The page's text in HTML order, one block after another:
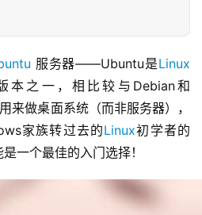
服务器——Ubuntu是Linux
本之一，相比较与Debian和
来做桌面系统（而非服务器），
家族转过去的Linux初学者的
一个最佳的入门选择！